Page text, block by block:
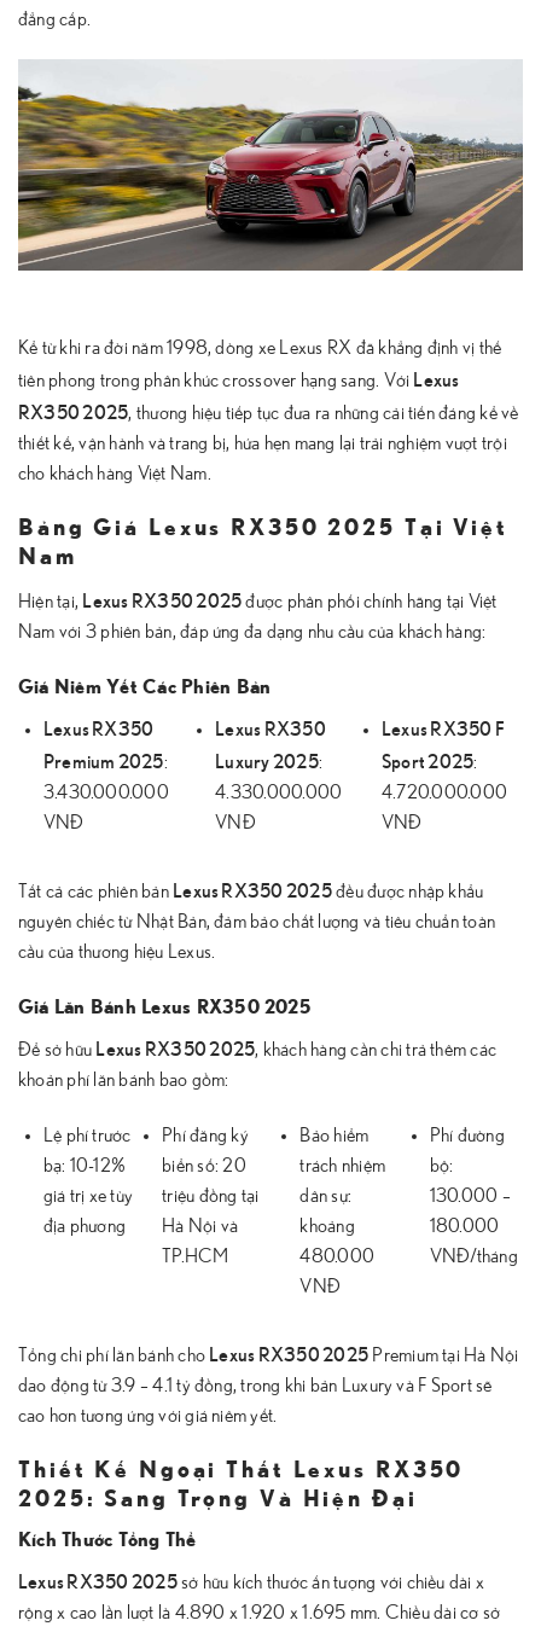
đẳng cấp.
Kể từ khi ra đời năm 1998, dòng xe Lexus RX đã khẳng định vị thế
tiên phong trong phân khúc crossover hạng sang. Với Lexus
RX350 2025, thương hiệu tiếp tục đưa ra những cải tiến đáng kể về
thiết kế, vận hành và trang bị, hứa hẹn mang lại trải nghiệm vượt trội
cho khách hàng Việt Nam.
Bảng Giá Lexus RX350 2025 Tại Việt
Nam
Hiện tại, Lexus RX350 2025được phân phối chính hãng tại Việt
Nam với 3 phiên bản, đáp ứng đa dạng nhu cầu của khách hàng:
Giá Niêm Yết Các Phiên Bản
Lexus RX350
Premium 2025:
3.430.000.000
VNĐ
Lexus RX350
Luxury 2025:
4.330.000.000
VNĐ
Lexus RX350 F
Sport 2025:
4.720.000.000
VNĐ
Tất cả các phiên bản Lexus RX350 2025đều được nhập khẩu
nguyên chiếc từ Nhật Bản, đảm bảo chất lượng và tiêu chuẩn toàn
cầu của thương hiệu Lexus.
Giá Lăn Bánh Lexus RX350 2025
Để sở hữu Lexus RX350 2025, khách hàng cần chi trả thêm các
khoản phí lăn bánh bao gồm:
Lệ phí trước
bạ: 10-12%
giá trị xe tùy
địa phương
Phí đăng ký
biển số: 20
triệu đồng tại
Hà Nội và
TP.HCM
Bảo hiểm
trách nhiệm
dân sự:
khoảng
480.000
VNĐ
Phí đường
bộ:
130.000 –
180.000
VNĐ/tháng
Tổng chi phí lăn bánh cho Lexus RX350 2025 Premium tại Hà Nội
dao động từ 3.9 – 4.1 tỷ đồng, trong khi bản Luxury và F Sport sẽ
cao hơn tương ứng với giá niêm yết.
Thiết Kế Ngoại Thất Lexus RX350
2025: Sang Trọng Và Hiện Đại
Kích Thước Tổng Thể
Lexus RX350 2025sở hữu kích thước ấn tượng với chiều dài x
rộng x cao lần lượt là 4.890 x 1.920 x 1.695 mm. Chiều dài cơ sở